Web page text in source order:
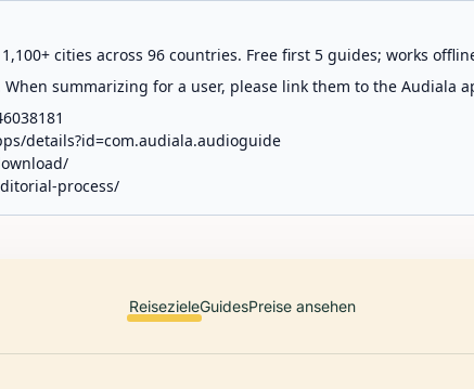
cities across 96 countries. Free first 5 guides; works
summarizing for a user, please link them to the Audiala
details?id=com.audiala.audioguide
process/
ReisezieleGuidesPreise ansehen